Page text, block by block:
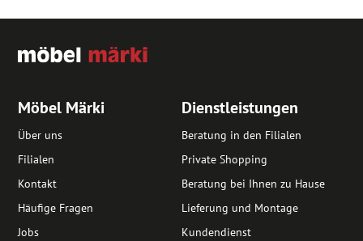
Möbel Märki
Über uns
Filialen
Kontakt
Häufige Fragen
Jobs
Dienstleistungen
Beratung in den Filialen
Private Shopping
Beratung bei Ihnen zu Hause
Lieferung und Montage
Kundendienst